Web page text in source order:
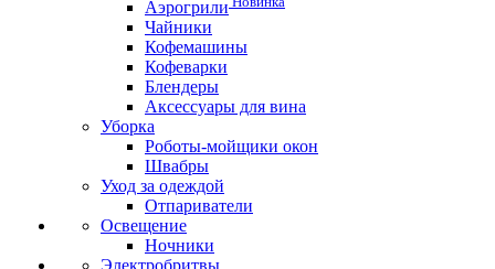
Аэрогрили
Чайники
Кофемашины
Кофеварки
Блендеры
Аксессуары для вина
Уборка
Роботы-мойщики окон
Швабры
Уход за одеждой
Отпариватели
Освещение
Ночники